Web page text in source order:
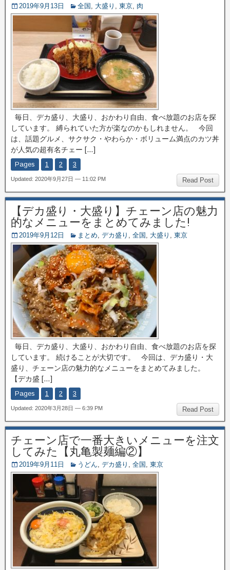
2019年9月13日 全国 , 大盛り , 東京, 肉
毎日、デカ盛り、大盛り、おかわり自由、食べ放題のお店を探
しています。 縛られていた方が楽なのかもしれません。 今回
は、話題グルメ、サクサク・やわらか・ボリューム満点のカツ丼
が人気の超有名チェー […]
Pages 1 2 3
Read Post
Updated: 2020年9月27日 — 11:02 PM
【デカ盛り・大盛り】チェーン店の魅力
的なメニューをまとめてみました!
2019年9月12日 まとめ, デカ盛り , 全国 , 大盛り , 東京
毎日、デカ盛り、大盛り、おかわり自由、食べ放題のお店を探
しています。 続けることが大切です。 今回は、デカ盛り・大
盛り、チェーン店の魅力的なメニューをまとめてみました。
【デカ盛 […]
Pages 1 2 3
Read Post
Updated: 2020年3月28日 — 6:39 PM
チェーン店で一番大きいメニューを注文
してみた【丸亀製麺編②】
2019年9月11日 うどん, デカ盛り , 全国 , 東京